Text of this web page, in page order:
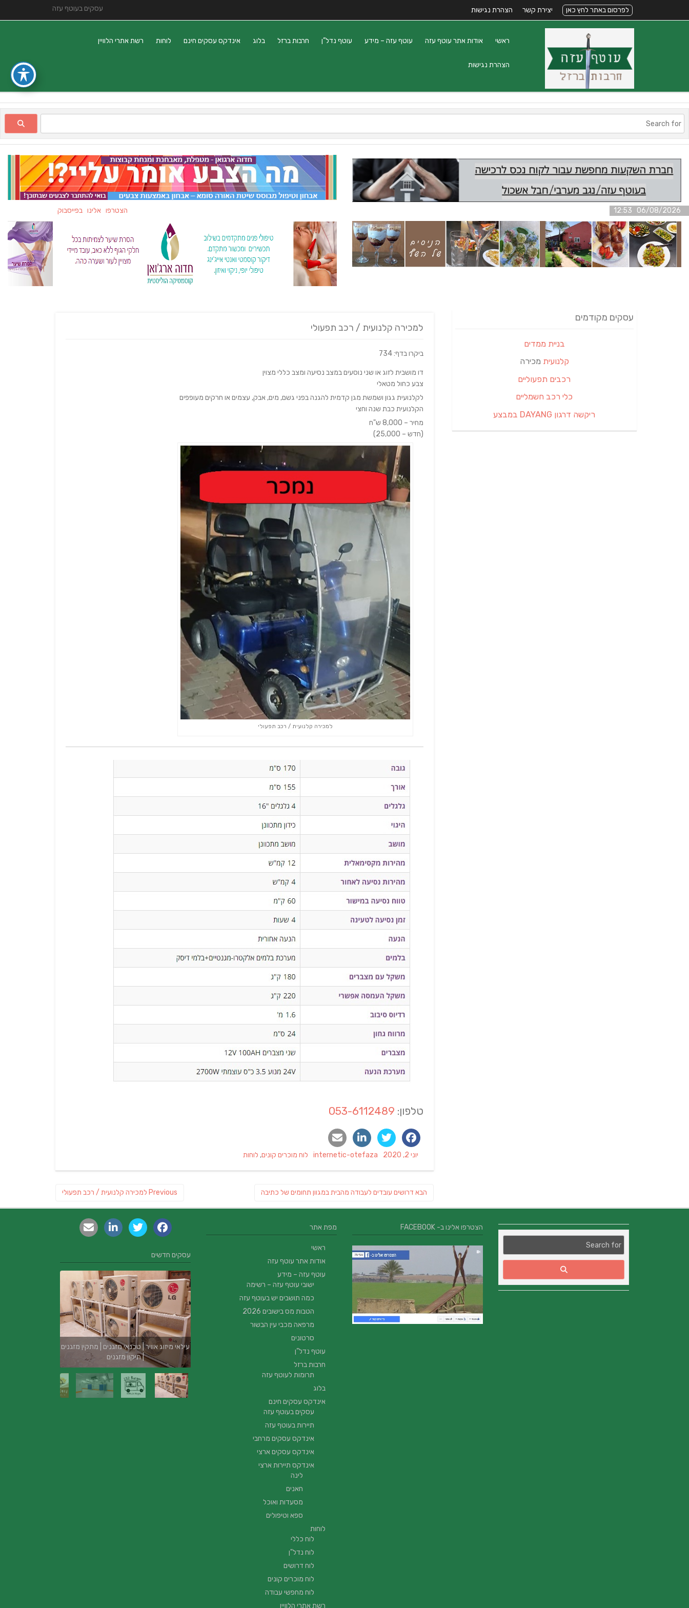
עסקים בעוטף עזה לפרסום באתר לחץ כאן יצירת קשר הצהרת נגישות
ראשי אודות אתר עוטף עזה עוטף עזה – מידע עוטף נדל”ן חרבות ברזל בלוג אינדקס עסקים חינם לוחות רשת אתרי הלוויין
הצהרת נגישות
06/08/2026 12:53 הצטרפו אלינו בפייסבוק
למכירה קלנועית / רכב תפעולי
ביקרו בדף: 734
דו מושבית לזוג או שני נוסעים במצב נסיעה ומצב כללי מצוין
צבע כחול מטאלי
לקלנועית גגון ושמשת מגן קדמית להגנה בפני גשם, מים, אבק, עצמים או חרקים מעופפים
הקלנועית כבת שנה וחצי
מחיר – 8,000 ש"ח
(חדש – 25,000)
למכירה קלנועית / רכב תפעולי
טלפון: 053-6112489
Posted
יוני 2, 2020 Author
internetic-otefaza
Categories
לוח מוכרים קונים, לוחות
Previous
Previous
למכירה קלנועית / רכב תפעולי הבא פוסט
דרושים עובדים לעבודה מהבית במגוון תחומים של כתיבה
עסקים מקודמים
בניית ממדים
קלנועית מכירה
רכבים תפעוליים
כלי רכב חשמליים
ריקשה דרגון DAYANG במבצע
עסקים חדשים
עילאי מיזוג אוויר | טכנאי מזגנים | מתקין מזגנים
| תיקון מזגנים
מפת אתר
ראשי
אודות אתר עוטף עזה
עוטף עזה – מידע
ישובי עוטף עזה – רשימה
כמה תושבים יש בעוטף עזה
הטבות מס בישובים 2026
מרפאה מכבי עין הבשור
סרטונים
עוטף נדל”ן
חרבות ברזל
תרומות לעוטף עזה
בלוג
אינדקס עסקים חינם
עסקים בעוטף עזה
תיירות בעוטף עזה
אינדקס עסקים מרחבי
אינדקס עסקים ארצי
אינדקס תיירות ארצי
לינה
חאנים
מסעדות ואוכל
ספא וטיפולים
לוחות
לוח כללי
לוח נדל"ן
לוח דרושים
לוח מוכרים קונים
לוח מחפשי עבודה
רשת אתרי הלוויין
הצטרפו אלינו ב- FACEBOOK